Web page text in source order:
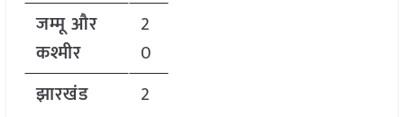
जम्मू और
कश्मीर
2
0
झारखंड
2